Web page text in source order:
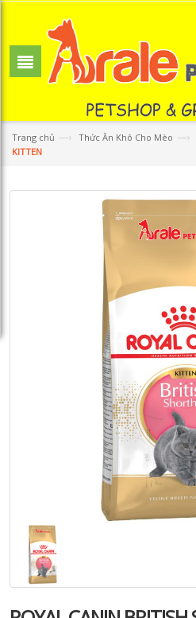
Trang chủ —› Thức Ăn Khô Cho Mèo —›
KITTEN